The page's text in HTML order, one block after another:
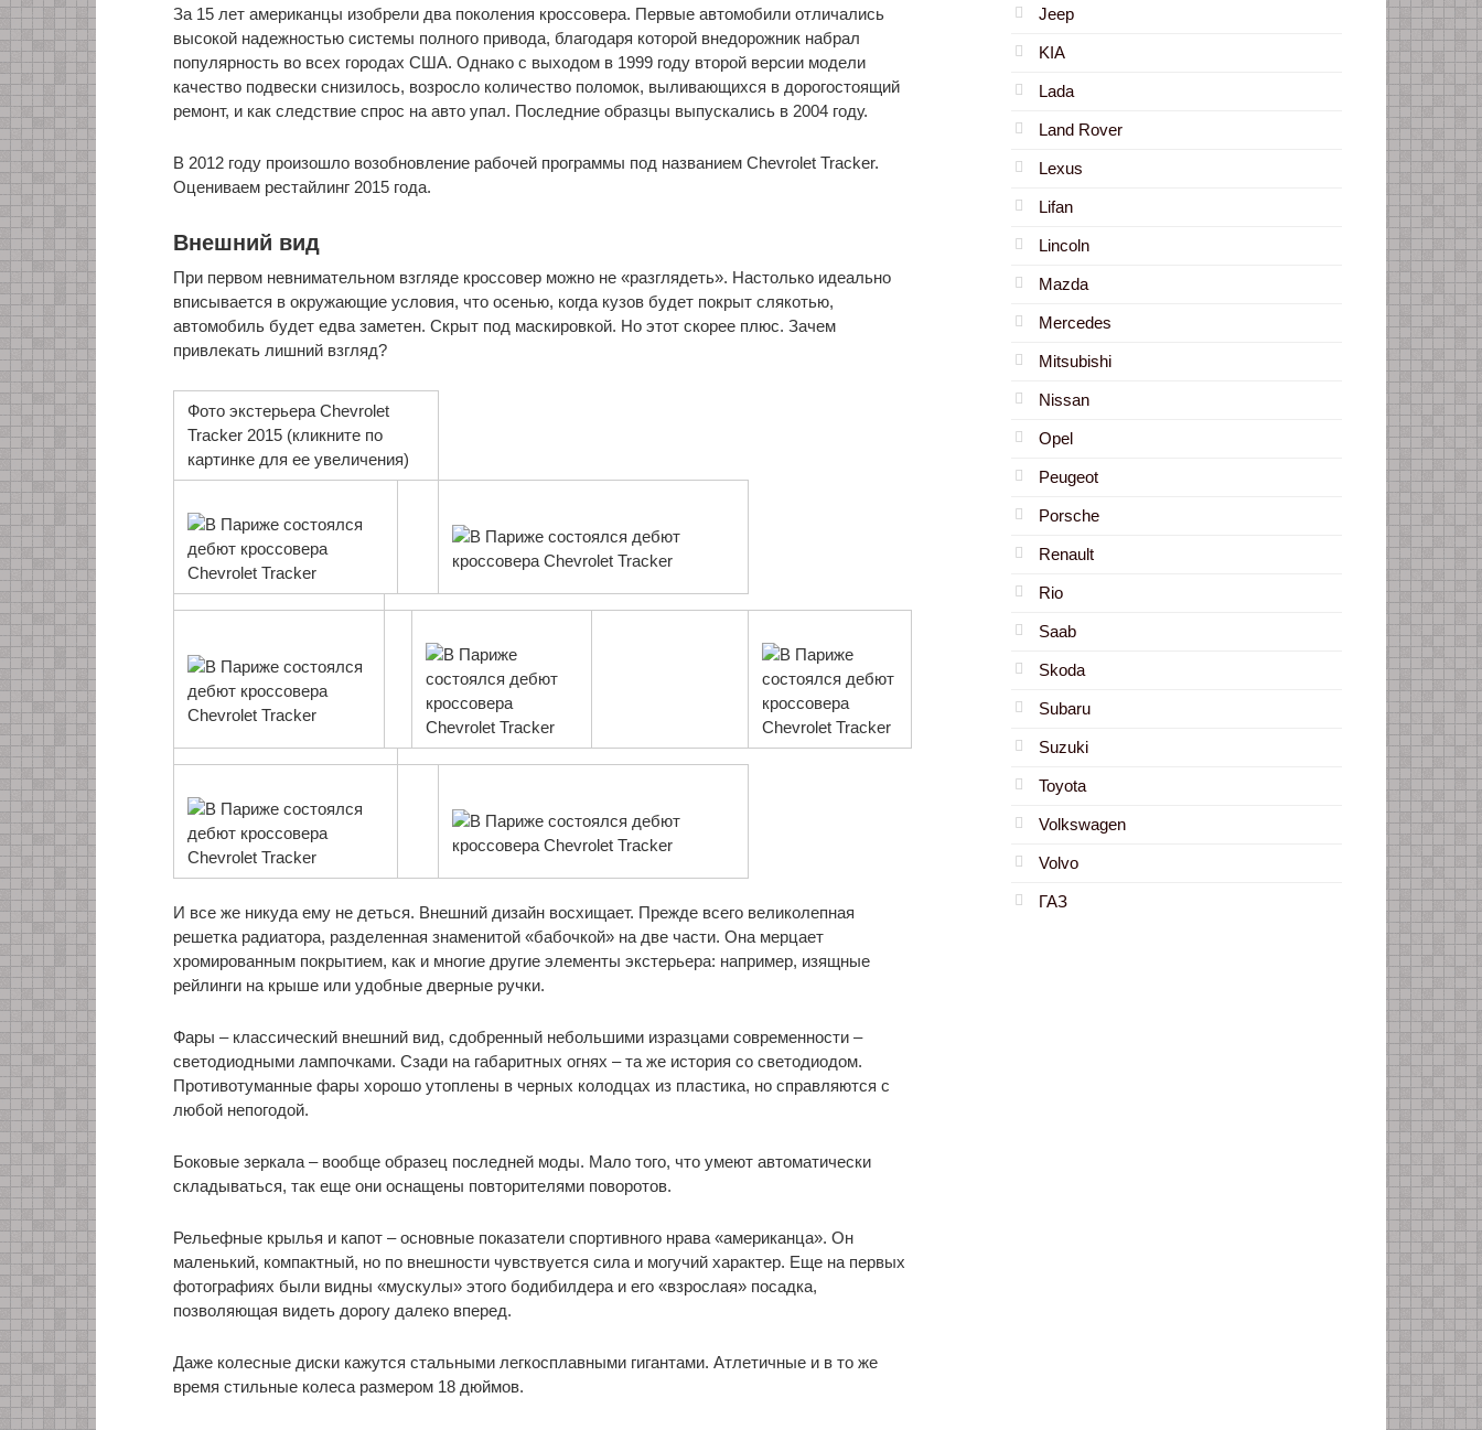
За 15 лет американцы изобрели два поколения кроссовера. Первые автомобили отличались
высокой надежностью системы полного привода, благодаря которой внедорожник набрал
популярность во всех городах США. Однако с выходом в 1999 году второй версии модели
качество подвески снизилось, возросло количество поломок, выливающихся в дорогостоящий
ремонт, и как следствие спрос на авто упал. Последние образцы выпускались в 2004 году.
В 2012 году произошло возобновление рабочей программы под названием Chevrolet Tracker.
Оцениваем рестайлинг 2015 года.
Внешний вид
При первом невнимательном взгляде кроссовер можно не «разглядеть». Настолько идеально
вписывается в окружающие условия, что осенью, когда кузов будет покрыт слякотью,
автомобиль будет едва заметен. Скрыт под маскировкой. Но этот скорее плюс. Зачем
привлекать лишний взгляд?
Фото экстерьера Chevrolet
Tracker 2015 (кликните по
картинке для ее увеличения)
И все же никуда ему не деться. Внешний дизайн восхищает. Прежде всего великолепная
решетка радиатора, разделенная знаменитой «бабочкой» на две части. Она мерцает
хромированным покрытием, как и многие другие элементы экстерьера: например, изящные
рейлинги на крыше или удобные дверные ручки.
Фары – классический внешний вид, сдобренный небольшими изразцами современности –
светодиодными лампочками. Сзади на габаритных огнях – та же история со светодиодом.
Противотуманные фары хорошо утоплены в черных колодцах из пластика, но справляются с
любой непогодой.
Боковые зеркала – вообще образец последней моды. Мало того, что умеют автоматически
складываться, так еще они оснащены повторителями поворотов.
Рельефные крылья и капот – основные показатели спортивного нрава «американца». Он
маленький, компактный, но по внешности чувствуется сила и могучий характер. Еще на первых
фотографиях были видны «мускулы» этого бодибилдера и его «взрослая» посадка,
позволяющая видеть дорогу далеко вперед.
Даже колесные диски кажутся стальными легкосплавными гигантами. Атлетичные и в то же
время стильные колеса размером 18 дюймов.
Jeep
KIA
Lada
Land Rover
Lexus
Lifan
Lincoln
Mazda
Mercedes
Mitsubishi
Nissan
Opel
Peugeot
Porsche
Renault
Rio
Saab
Skoda
Subaru
Suzuki
Toyota
Volkswagen
Volvo
ГАЗ